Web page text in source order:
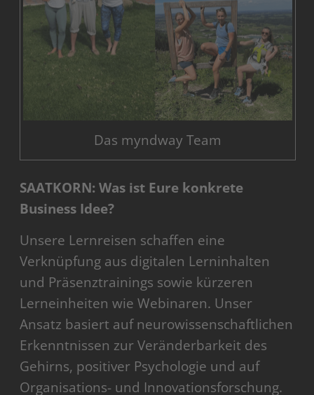
Das myndway Team
SAATKORN: Was ist Eure konkrete
Business Idee?
Unsere Lernreisen schaffen eine
Verknüpfung aus digitalen Lerninhalten
und Präsenztrainings sowie kürzeren
Lerneinheiten wie Webinaren. Unser
Ansatz basiert auf neurowissenschaftlichen
Erkenntnissen zur Veränderbarkeit des
Gehirns, positiver Psychologie und auf
Organisations- und Innovationsforschung.